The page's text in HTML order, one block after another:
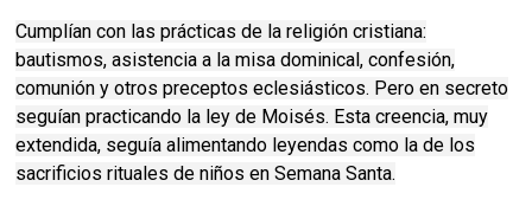
Cumplían con las prácticas de la religión cristiana:
bautismos, asistencia a la misa dominical, confesión,
comunión y otros preceptos eclesiásticos. Pero en secreto
seguían practicando la ley de Moisés. Esta creencia, muy
extendida, seguía alimentando leyendas como la de los
sacrificios rituales de niños en Semana Santa.